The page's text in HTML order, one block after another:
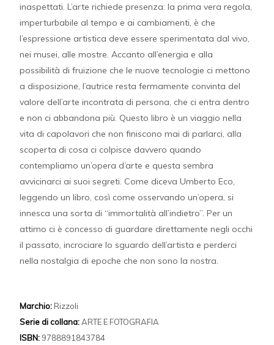
inaspettati. L’arte richiede presenza: la prima vera regola,
imperturbabile al tempo e ai cambiamenti, è che
l’espressione artistica deve essere sperimentata dal vivo,
nei musei, alle mostre. Accanto all’energia e alla
possibilità di fruizione che le nuove tecnologie ci mettono
a disposizione, l’autrice resta fermamente convinta del
valore dell’arte incontrata di persona, che ci entra dentro
e non ci abbandona più. Questo libro è un viaggio nella
vita di capolavori che non finiscono mai di parlarci, alla
scoperta di cosa ci colpisce davvero quando
contempliamo un’opera d’arte e questa sembra
avvicinarci ai suoi segreti. Come diceva Umberto Eco,
leggendo un libro, così come osservando un’opera, si
innesca una sorta di “immortalità all’indietro”. Per un
attimo ci è concesso di guardare direttamente negli occhi
il passato, incrociare lo sguardo dell’artista e perderci
nella nostalgia di epoche che non sono la nostra.
Marchio: Rizzoli
Serie di collana:ARTE E FOTOGRAFIA
ISBN: 9788891843784